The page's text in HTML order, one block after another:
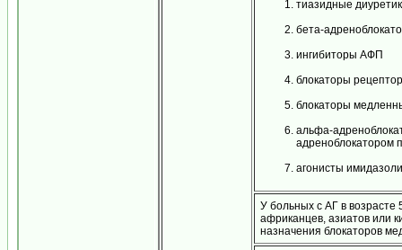
тиазидные
бета-
ингибиторы АФП
блокаторы
блокаторы
альфа-
адреноблокатором
агонисты
У больных с АГ в возрасте
африканцев, азиатов или
назначения блокаторов